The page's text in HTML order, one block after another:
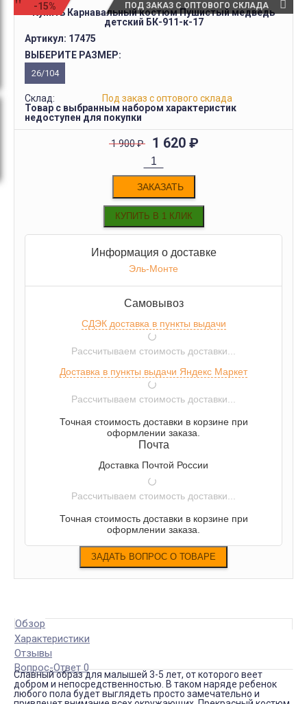
-15% ПОД ЗАКАЗ С ОПТОВОГО СКЛАДА
Купить Карнавальный костюм Пушистый медведь
детский БК-911-к-17
Артикул: 17475
ВЫБЕРИТЕ РАЗМЕР:
26/104
Склад:
Под заказ с оптового склада
Товар с выбранным набором характеристик
недоступен для покупки
1 900₽ 1 620 ₽
ЗАКАЗАТЬ
Информация о доставке
Эль-Монте
Самовывоз
СДЭК доставка в пункты выдачи
Рассчитываем стоимость доставки...
Доставка в пункты выдачи Яндекс Маркет
Рассчитываем стоимость доставки...
Точная стоимость доставки в корзине при
оформлении заказа.
Почта
Доставка Почтой России
Рассчитываем стоимость доставки...
Точная стоимость доставки в корзине при
оформлении заказа.
Обзор
Характеристики
Отзывы
Вопрос-Ответ 0
Славный образ для малышей 3-5 лет, от которого веет
добром и непосредственностью. В таком наряде ребенок
любого пола будет выглядеть просто замечательно и